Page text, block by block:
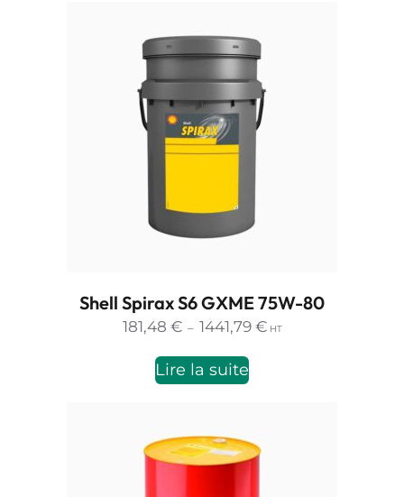
Shell Spirax S6 GXME 75W-80
181,48 € – 1441,79 €Plage
HT
Lire la suite